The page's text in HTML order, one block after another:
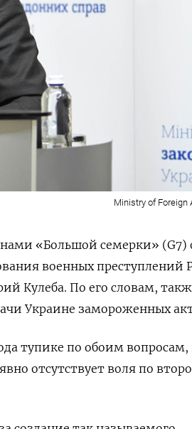
Ministry of Foreign
«Большой семерки» (G7)
военных преступлений
Кулеба. По его словам,
Украине замороженных
тупике по обоим
отсутствует воля по